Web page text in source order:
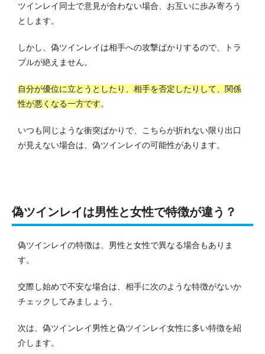
ツインレイ同士で意見が合わない場合、お互いに歩み寄ろう
とします。
しかし、偽ツインレイは相手への攻撃ばかりするので、トラ
ブルが絶えません。
自分が優位に立とうとしたり、相手を否定したりして、関係
性が悪くなる一方です。
いつも同じような衝突ばかりで、こちらが折れない限り出口
が見えない場合は、偽ツインレイの可能性があります。
偽ツインレイは男性と女性で特徴が違う？
偽ツインレイの特徴は、男性と女性で異なる場合もありま
す。
交際し始めで不安な場合は、相手に次のような特徴がないか
チェックしてみましょう。
次は、偽ツインレイ男性と偽ツインレイ女性に多い特徴を紹
介します。